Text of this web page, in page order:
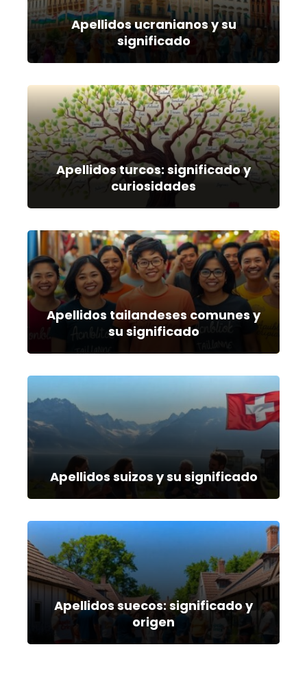
Apellidos ucranianos y su
significado
Apellidos turcos: significado y
curiosidades
Apellidos tailandeses comunes y
su significado
Apellidos suizos y su significado
Apellidos suecos: significado y
origen